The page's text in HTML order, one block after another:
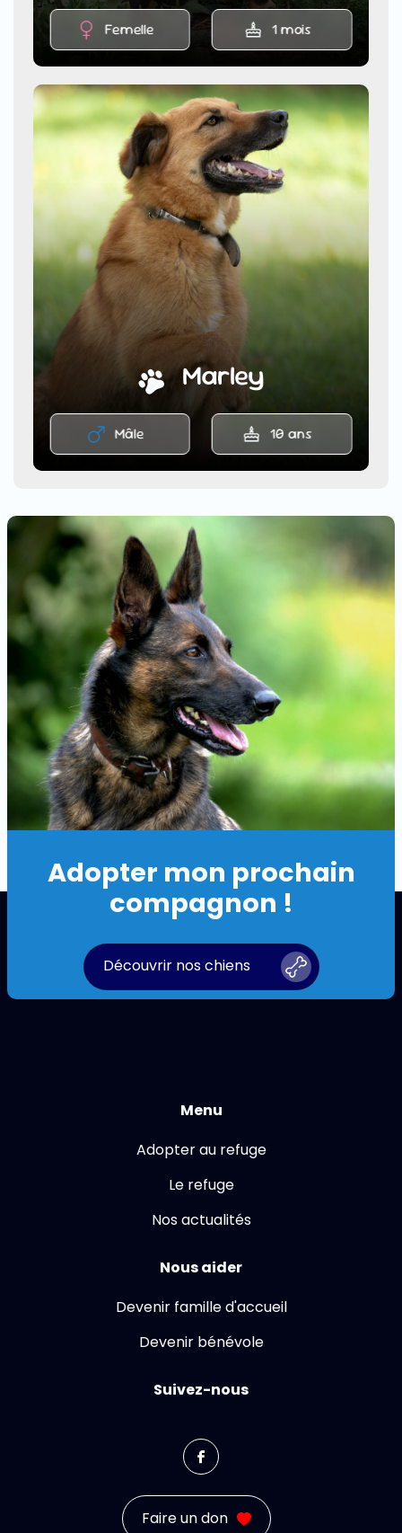
Femelle 1 mois
Marley
Mâle 10 ans
Adopter mon prochain
compagnon !
Découvrir nos chiens
Menu
Adopter au refuge
Le refuge
Nos actualités
Nous aider
Devenir famille d'accueil
Devenir bénévole
Suivez-nous
Faire un don